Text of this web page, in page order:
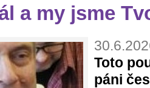
a my jsme
Toto
páni